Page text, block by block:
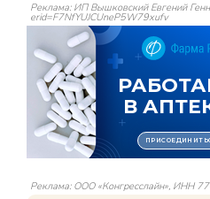
Реклама: ИП Вышковский Евгений
erid=F7NfYUJCUneP5W79xufv
Реклама: ООО «Конгресслайн», ИНН